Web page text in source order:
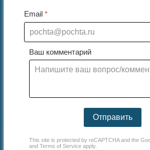
Email *
Ваш комментарий
Отправить
This site is protected by reCAPTCHA and the
and Terms of Service apply.